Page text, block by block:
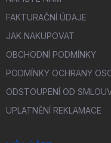
FAKTURAČNÍ ÚDAJE
JAK NAKUPOVAT
OBCHODNÍ PODMÍNKY
PODMÍNKY OCHRANY
ODSTOUPENÍ OD
UPLATNĚNÍ REKLAMACE